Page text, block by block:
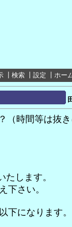
検索 設定 ホー
（時間等は抜
します。
下さい。
下になります。